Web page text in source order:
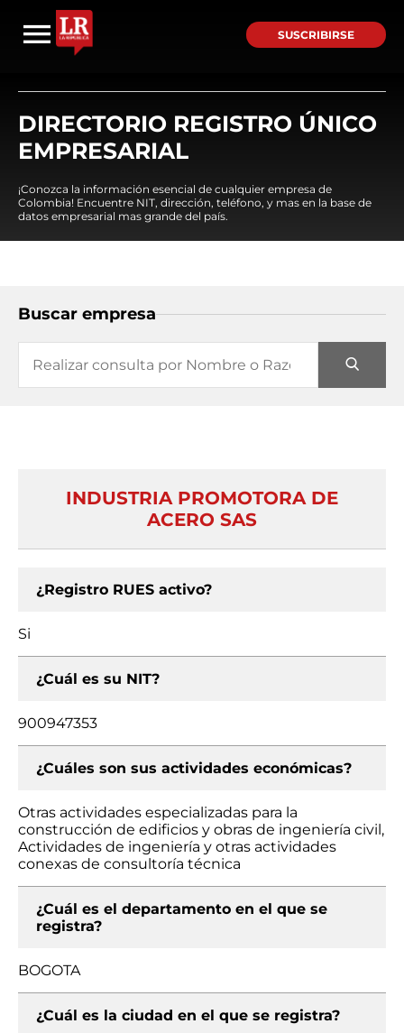
SUSCRIBIRSE
DIRECTORIO REGISTRO ÚNICO
EMPRESARIAL
¡Conozca la información esencial de cualquier empresa de
Colombia! Encuentre NIT, dirección, teléfono, y mas en la base de
datos empresarial mas grande del país.
Buscar empresa
INDUSTRIA PROMOTORA DE
ACERO SAS
¿Registro RUES activo?
Si
¿Cuál es su NIT?
900947353
¿Cuáles son sus actividades económicas?
Otras actividades especializadas para la
construcción de edificios y obras de ingeniería civil,
Actividades de ingeniería y otras actividades
conexas de consultoría técnica
¿Cuál es el departamento en el que se
registra?
BOGOTA
¿Cuál es la ciudad en el que se registra?